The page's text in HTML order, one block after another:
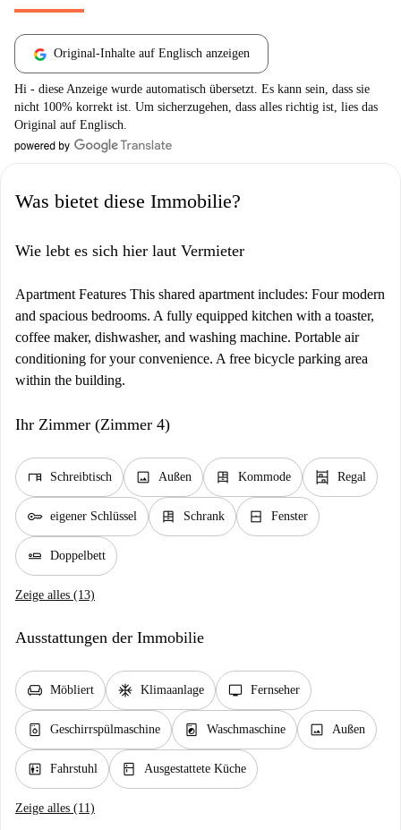
Original-Inhalte auf Englisch anzeigen
Hi - diese Anzeige wurde automatisch übersetzt. Es kann sein, dass sie
nicht 100% korrekt ist. Um sicherzugehen, dass alles richtig ist, lies das
Original auf Englisch.
Was bietet diese Immobilie?
Wie lebt es sich hier laut Vermieter
Apartment Features This shared apartment includes: Four modern
and spacious bedrooms. A fully equipped kitchen with a toaster,
coffee maker, dishwasher, and washing machine. Portable air
conditioning for your convenience. A free bicycle parking area
within the building.
Ihr Zimmer (Zimmer 4)
desk Schreibtisch image Außen dresser Kommode shelves Regal
key eigener Schlüssel dresser Schrank window_closed Fenster
airline_seat_flat Doppelbett
Zeige alles (13)
Ausstattungen der Immobilie
chair Möbliert ac_unit Klimaanlage tv Fernseher
dishwasher_gen Geschirrspülmaschine local_laundry_service Waschmaschine image Außen
elevator Fahrstuhl kitchen Ausgestattete Küche
Zeige alles (11)